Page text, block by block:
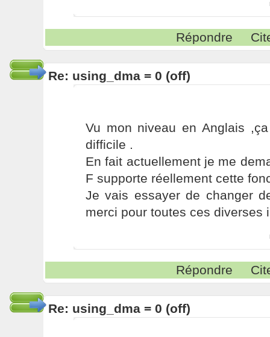
Répondre
Re: using_dma = 0 (off)
Vu mon niveau en Anglais
difficile .
En fait actuellement je me
F supporte réellement cette
Je vais essayer de changer
merci pour toutes ces diverses
Répondre
Re: using_dma = 0 (off)